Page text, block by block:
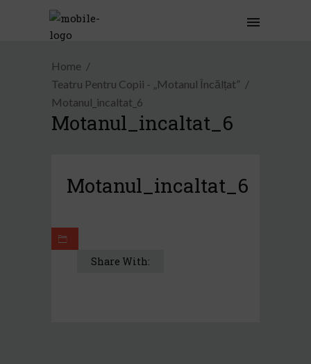
Home
Teatru Pentru Copii - „Motanul Încălțat”
Motanul_incaltat_6
Motanul_incaltat_6
Motanul_incaltat_6
Share With: